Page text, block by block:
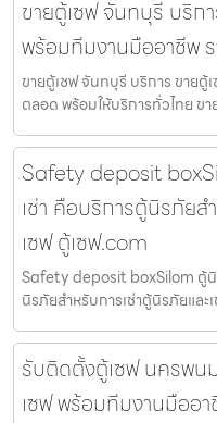
ขายตู้เซฟ จันทบุรี บริก
พร้อมทีมงานมืออาชีพ
ขายตู้เซฟ จันทบุรี บริการ ขาย
ตลอด พร้อมให้บริการทั่วไทย ข
Safety deposit
เช่า คือบริการตู้นิรภัยส
เซฟ ตู้เซฟ.com
Safety deposit boxSilom ตู้นิ
นิรภัยสำหรับการเช่าตู้นิรภัยและ
รับติดตั้งตู้เซฟ นครพน
เซฟ พร้อมทีมงานมืออ